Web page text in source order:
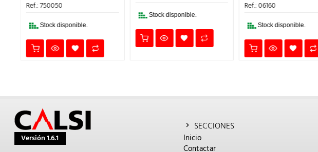
ERA:
Ref.: 750050
Stock disponible.
Stock disponible.
Ref.: 06160
Stock disponible.
Versión 1.6.1
SECCIONES
Inicio
Contactar